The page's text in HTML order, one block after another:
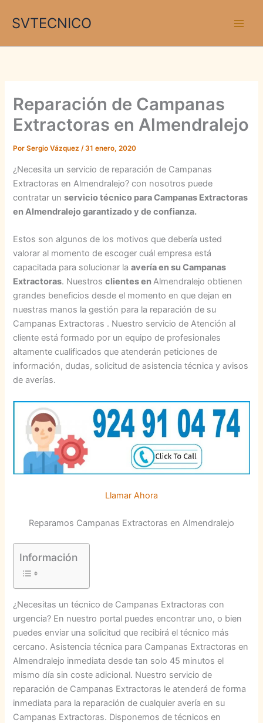
SVTECNICO
Reparación de Campanas
Extractoras en Almendralejo
PorSergio Vázquez/31 enero, 2020
¿Necesita un servicio de reparación de Campanas
Extractoras en Almendralejo? con nosotros puede
contratar unservicio técnico para Campanas Extractoras
en Almendralejo garantizado y de confianza.
Estos son algunos de los motivos que debería usted
valorar al momento de escoger cuál empresa está
capacitada para solucionar laavería en su Campanas
Extractoras. Nuestrosclientes enAlmendralejo obtienen
grandes beneficios desde el momento en que dejan en
nuestras manos la gestión para la reparación de su
Campanas Extractoras . Nuestro servicio de Atención al
cliente está formado por un equipo de profesionales
altamente cualificados que atenderán peticiones de
información, dudas, solicitud de asistencia técnica y avisos
de averías.
Llamar Ahora
Reparamos Campanas Extractoras en Almendralejo
Información
¿Necesitas un técnico de Campanas Extractoras con
urgencia? En nuestro portal puedes encontrar uno, o bien
puedes enviar una solicitud que recibirá el técnico más
cercano. Asistencia técnica para Campanas Extractoras en
Almendralejo inmediata desde tan solo 45 minutos el
mismo día sin coste adicional. Nuestro servicio de
reparación de Campanas Extractoras le atenderá de forma
inmediata para la reparación de cualquier avería en su
Campanas Extractoras. Disponemos de técnicos en